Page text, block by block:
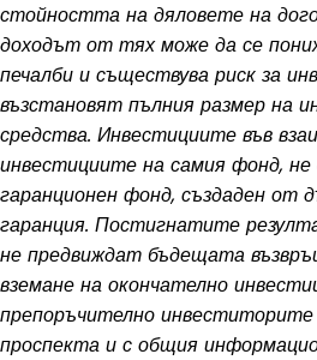
стойността на дяловете на
доходът от тях може да се
печалби и съществува риск за
възстановят пълния размер на
средства. Инвестициите във
инвестициите на самия фонд,
гаранционен фонд, създаден от
гаранция. Постигнатите
не предвиждат бъдещата
вземане на окончателно
препоръчително инвеститорите
проспекта и с общия